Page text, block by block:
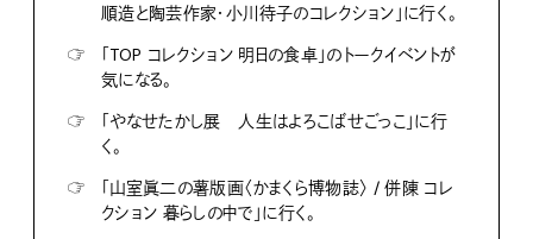
順造と陶芸作家・小川待子のコレクション」に行く。
☞
「TOP コレクション 明日の食卓」のトークイベントが
気になる。
☞
「やなせたかし展 人生はよろこばせごっこ」に行
く。
☞
「山室眞二の薯版画〈かまくら博物誌〉 / 併陳 コレ
クション 暮らしの中で」に行く。